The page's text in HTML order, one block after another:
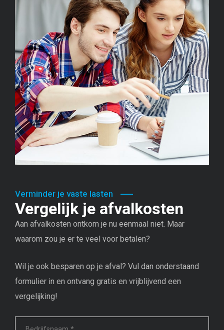
Verminder je vaste lasten
Vergelijk je afvalkosten
Aan afvalkosten ontkom je nu eenmaal niet. Maar
waarom zou je er te veel voor betalen?
Wil je ook besparen op je afval? Vul dan onderstaand
formulier in en ontvang gratis en vrijblijvend een
vergelijking!